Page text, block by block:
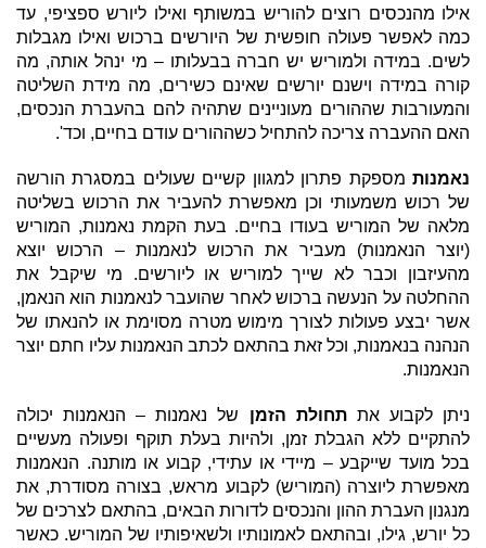
אילו מהנכסים רוצים להוריש במשותף ואילו ליורש ספציפי, עד
כמה לאפשר פעולה חופשית של היורשים ברכוש ואילו מגבלות
לשים. במידה ולמוריש יש חברה בבעלותו – מי ינהל אותה, מה
קורה במידה וישנם יורשים שאינם כשירים, מה מידת השליטה
והמעורבות שההורים מעוניינים שתהיה להם בהעברת הנכסים,
האם ההעברה צריכה להתחיל כשההורים עודם בחיים, וכד'.
נאמנות מספקת פתרון למגוון קשיים שעולים במסגרת הורשה
של רכוש משמעותי וכן מאפשרת להעביר את הרכוש בשליטה
מלאה של המוריש בעודו בחיים. בעת הקמת נאמנות, המוריש
(יוצר הנאמנות) מעביר את הרכוש לנאמנות – הרכוש יוצא
מהעיזבון וכבר לא שייך למוריש או ליורשים. מי שיקבל את
ההחלטה על הנעשה ברכוש לאחר שהועבר לנאמנות הוא הנאמן,
אשר יבצע פעולות לצורך מימוש מטרה מסוימת או להנאתו של
הנהנה בנאמנות, וכל זאת בהתאם לכתב הנאמנות עליו חתם יוצר
הנאמנות.
ניתן לקבוע אתתחולת הזמן של נאמנות – הנאמנות יכולה
להתקיים ללא הגבלת זמן, ולהיות בעלת תוקף ופעולה מעשיים
בכל מועד שייקבע – מיידי או עתידי, קבוע או מותנה. הנאמנות
מאפשרת ליוצרה (המוריש) לקבוע מראש, בצורה מסודרת, את
מנגנון העברת ההון והנכסים לדורות הבאים, בהתאם לצרכים של
כל יורש, גילו, ובהתאם לאמונותיו ולשאיפותיו של המוריש. כאשר